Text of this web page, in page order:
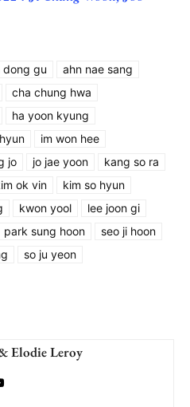
dong gu
ahn nae sang
cha chung hwa
ha yoon kyung
im won hee
jo jo jae yoon
kang so ra
ok vin
kim so hyun
kwon yool
lee joon gi
park sung hoon
seo ji hoon
so ju yeon
Elodie Leroy